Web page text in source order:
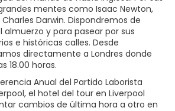
mentes como Isaac Newton,
Darwin. Dispondremos de
almuerzo y para pasear por sus
e históricas calles. Desde
directamente a Londres donde
18.00 horas.
Anual del Partido Laborista
el hotel del tour en Liverpool
cambios de última hora a otro en